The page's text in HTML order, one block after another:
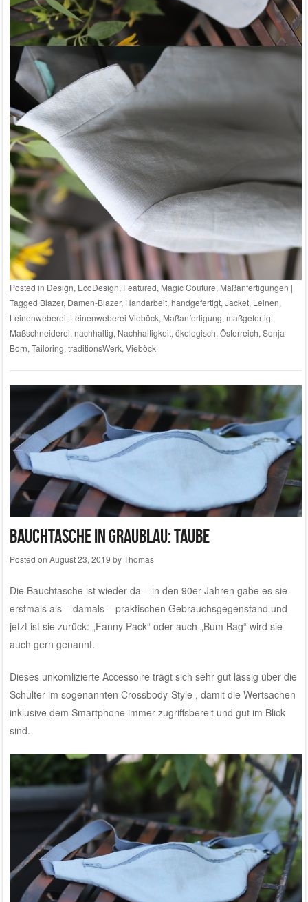
Posted in Design, EcoDesign, Featured, Magic Couture, Maßanfertigungen |
Tagged Blazer, Damen-Blazer, Handarbeit, handgefertigt, Jacket, Leinen,
Leinenweberei, Leinenweberei Vieböck, Maßanfertigung, maßgefertigt,
Maßschneiderei, nachhaltig, Nachhaltigkeit, ökologisch, Österreich, Sonja
Born, Tailoring, traditionsWerk, Vieböck
Bauchtasche in graublau: Taube
Posted on August 23, 2019 byThomas
Die Bauchtasche ist wieder da – in den 90er-Jahren gabe es sie
erstmals als – damals – praktischen Gebrauchsgegenstand und
jetzt ist sie zurück: „Fanny Pack“ oder auch „Bum Bag“ wird sie
auch gern genannt.
Dieses unkomlizierte Accessoire trägt sich sehr gut lässig über die
Schulter im sogenannten Crossbody-Style , damit die Wertsachen
inklusive dem Smartphone immer zugriffsbereit und gut im Blick
sind.